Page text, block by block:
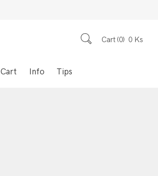
Cart 0 0 Ks
Cart Info Tips